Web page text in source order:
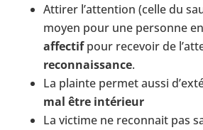
Attirer l’attention (celle du
moyen pour une personne en
affectifpour recevoir de
reconnaissance.
La plainte permet aussi
mal être intérieur
La victime ne reconnait pas